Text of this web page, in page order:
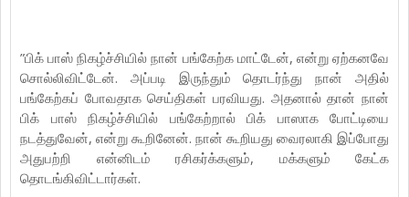
”பிக் பாஸ் நிகழ்ச்சியில் நான் பங்கேற்க மாட்டேன், என்று ஏற்கனவே
சொல்லிவிட்டேன். அப்படி இருந்தும் தொடர்ந்து நான் அதில்
பங்கேற்கப் போவதாக செய்திகள் பரவியது. அதனால் தான் நான்
பிக் பாஸ் நிகழ்ச்சியில் பங்கேற்றால் பிக் பாஸாக போட்டியை
நடத்துவேன், என்று கூறினேன். நான் கூறியது வைரலாகி இப்போது
அதுபற்றி என்னிடம் ரசிகர்க்களும், மக்களும் கேட்க
தொடங்கிவிட்டார்கள்.